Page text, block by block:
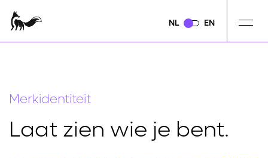
NL EN
NL EN
Merkidentiteit
Laat zien wie je bent.